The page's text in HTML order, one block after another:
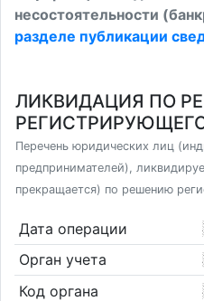
несостоятельности
разделе публикации
ЛИКВИДАЦИЯ ПО
Перечень юридических лиц
предпринимателей),
прекращается) по решению
Дата операции
Орган учета
Код органа